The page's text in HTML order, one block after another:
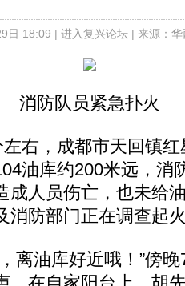
日 18:09 | 进入复兴论坛| 来源：
消防队员紧急扑火
，成都市天回镇红
油库约200米远，消
成人员伤亡，也未给
消防部门正在调查起
油库好近哦！”傍晚